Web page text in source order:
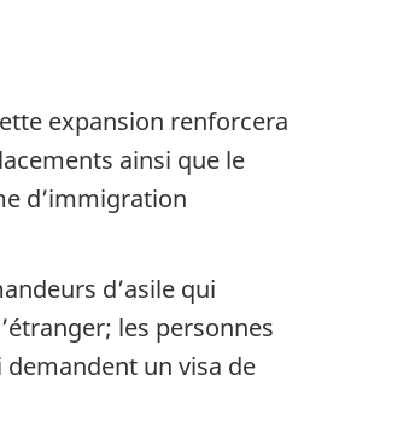
expansion renforcera
ainsi que le
d’immigration
d’asile qui
les personnes
un visa de